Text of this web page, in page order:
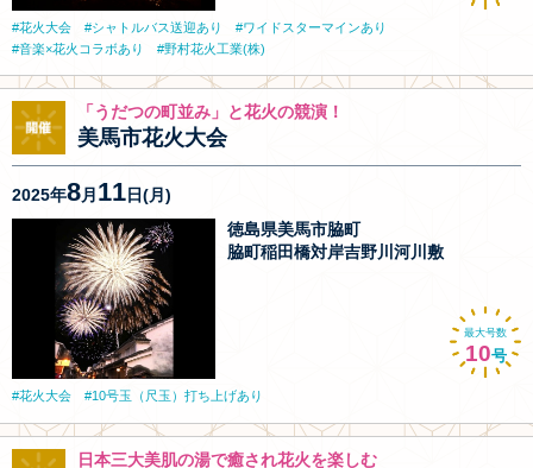
花火大会 シャトルバス送迎あり
ワイドスターマインあり
音楽×花火コラボあり
野村花火工業(株)
「うだつの町並み」と花火の競演！
美馬市花火大会
2025年8月 11日(月)
徳島県美馬市脇町
脇町稲田橋対岸吉野川河川敷
最大号数
10号
花火大会 10号玉（尺玉）打ち上げあり
日本三大美肌の湯で癒され花火を楽しむ